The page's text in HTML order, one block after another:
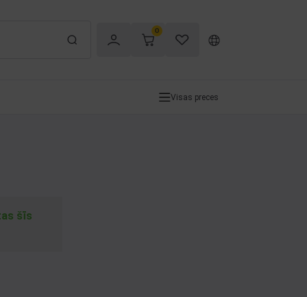
0
Visas preces
šīs